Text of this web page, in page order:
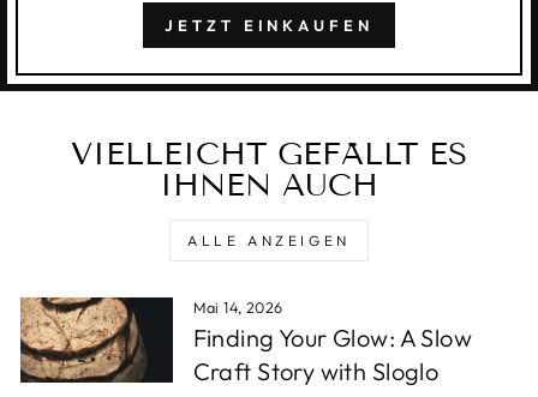
JETZT EINKAUFEN
VIELLEICHT GEFÄLLT ES
IHNEN AUCH
ALLE ANZEIGEN
Mai 14, 2026
Finding Your Glow: A Slow
Craft Story with Sloglo